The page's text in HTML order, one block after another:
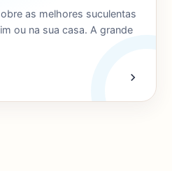
as melhores suculentas
ou na sua casa. A grande